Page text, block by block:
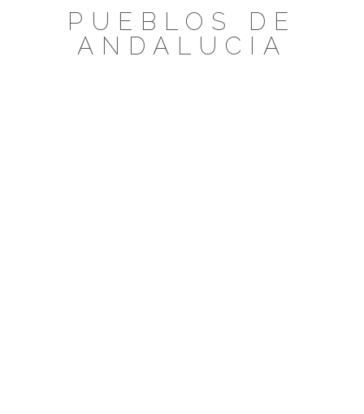
PUEBLOS DE
ANDALUCIA